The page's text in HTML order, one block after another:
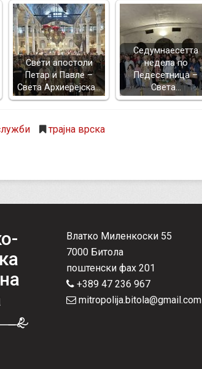
Свети апостоли
Петар и Павле –
Света Архиерејска…
Седумнаесетта
недела по
Педесетница –
Света…
трајна врска
Влатко Миленкоски 55
7000 Битола
поштенски фах 201
+389 47 236 967
mitropolija.bitola@gmail.com